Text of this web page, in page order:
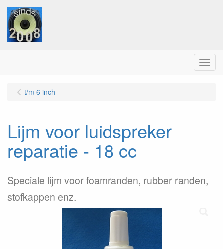
Menu
t/m 6 inch
Lijm voor luidspreker
reparatie - 18 cc
Speciale lijm voor foamranden, rubber randen,
stofkappen enz.